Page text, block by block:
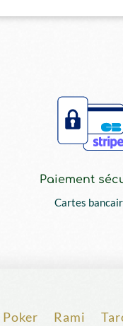
Paiement
Cartes
Poker Rami